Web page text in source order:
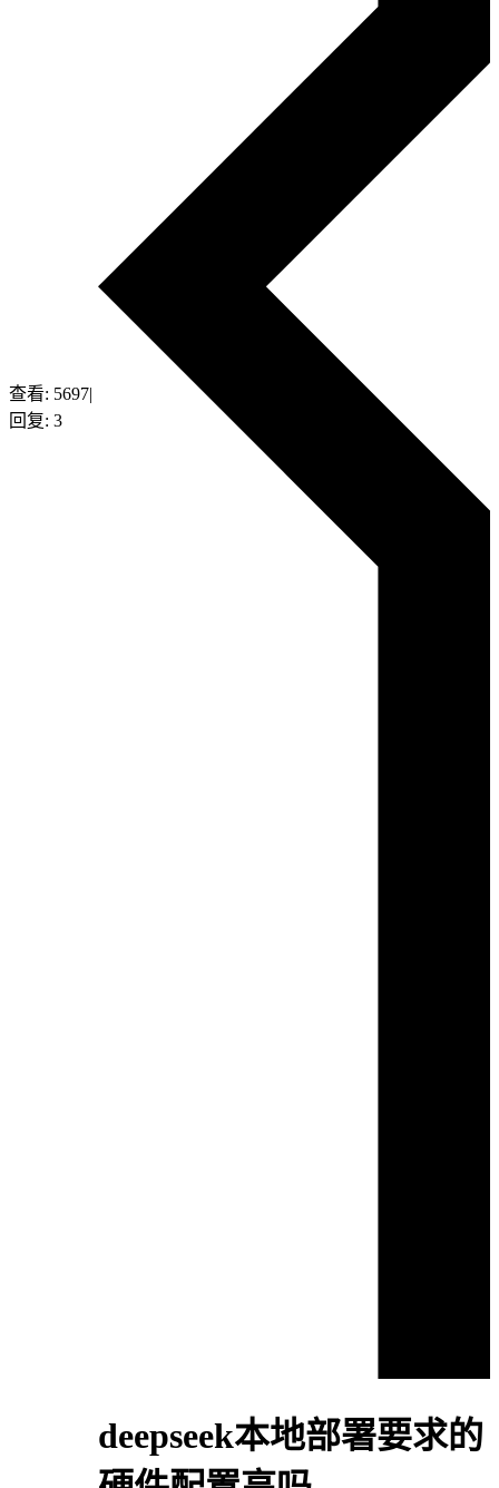
查看: 5697|
回复: 3
deepseek本地部署要求的